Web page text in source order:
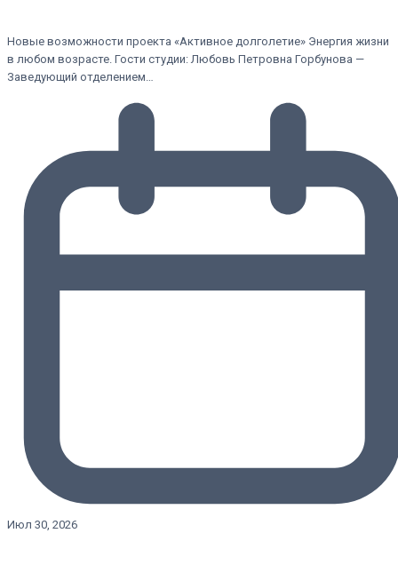
Новые возможности проекта «Активное долголетие» Энергия жизни
в любом возрасте. Гости студии: Любовь Петровна Горбунова —
Заведующий отделением…
Июл 30, 2026